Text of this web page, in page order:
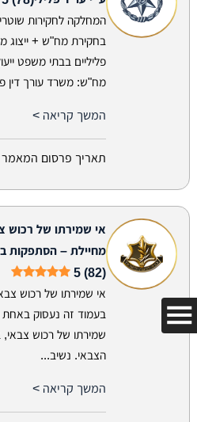
המחלקה לחקירות
בחקירת מח"ש + ייצוג
פליליים בבתי משפט
מח"ש: משרד עורך דין
המשך קריאה >
תאריך פרסום המאמר
אי שמירתו של רכוש
מחיילת – הסתפקות
5 (82)
אי שמירתו של רכוש
בעמוד זה נעסוק באחת
הצבאי. נשיב...
המשך קריאה >